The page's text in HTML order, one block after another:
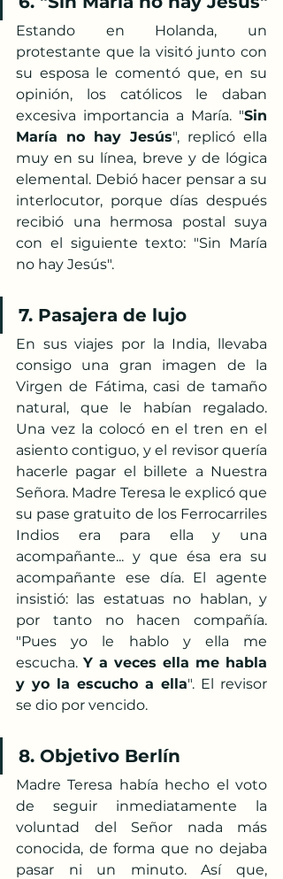
Estando en Holanda, un
protestante que la visitó junto con
su esposa le comentó que, en su
opinión, los católicos le daban
excesiva importancia a María. "Sin
María no hay Jesús", replicó ella
muy en su línea, breve y de lógica
elemental. Debió hacer pensar a su
interlocutor, porque días después
recibió una hermosa postal suya
con el siguiente texto: "Sin María
no hay Jesús".
7. Pasajera de lujo
En sus viajes por la India, llevaba
consigo una gran imagen de la
Virgen de Fátima, casi de tamaño
natural, que le habían regalado.
Una vez la colocó en el tren en el
asiento contiguo, y el revisor quería
hacerle pagar el billete a Nuestra
Señora. Madre Teresa le explicó que
su pase gratuito de los Ferrocarriles
Indios era para ella y una
acompañante... y que ésa era su
acompañante ese día. El agente
insistió: las estatuas no hablan, y
por tanto no hacen compañía.
"Pues yo le hablo y ella me
escucha. Y a veces ella me habla
y yo la escucho a ella". El revisor
se dio por vencido.
8. Objetivo Berlín
Madre Teresa había hecho el voto
de seguir inmediatamente la
voluntad del Señor nada más
conocida, de forma que no dejaba
pasar ni un minuto. Así que,